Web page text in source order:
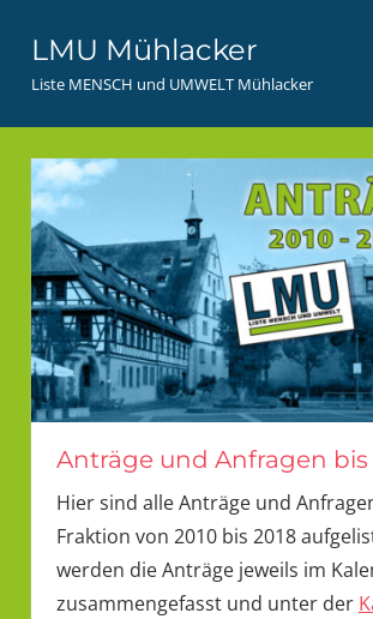
Inhalt
springen
LMU Mühlacker
Liste MENSCH und UMWELT Mühlacker
Anträge und Anfragen bis
Hier sind alle Anträge und
Fraktion von 2010 bis 2018
werden die Anträge jeweils im
zusammengefasst und unter der